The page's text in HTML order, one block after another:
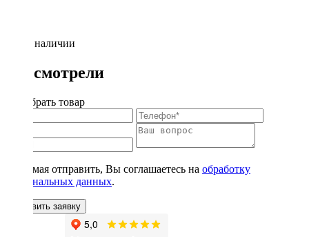
Нет в наличии
Вы смотрели
Подобрать товар
Нажимая отправить, Вы соглашаетесь на обработку
персональных данных.
Оставить заявку